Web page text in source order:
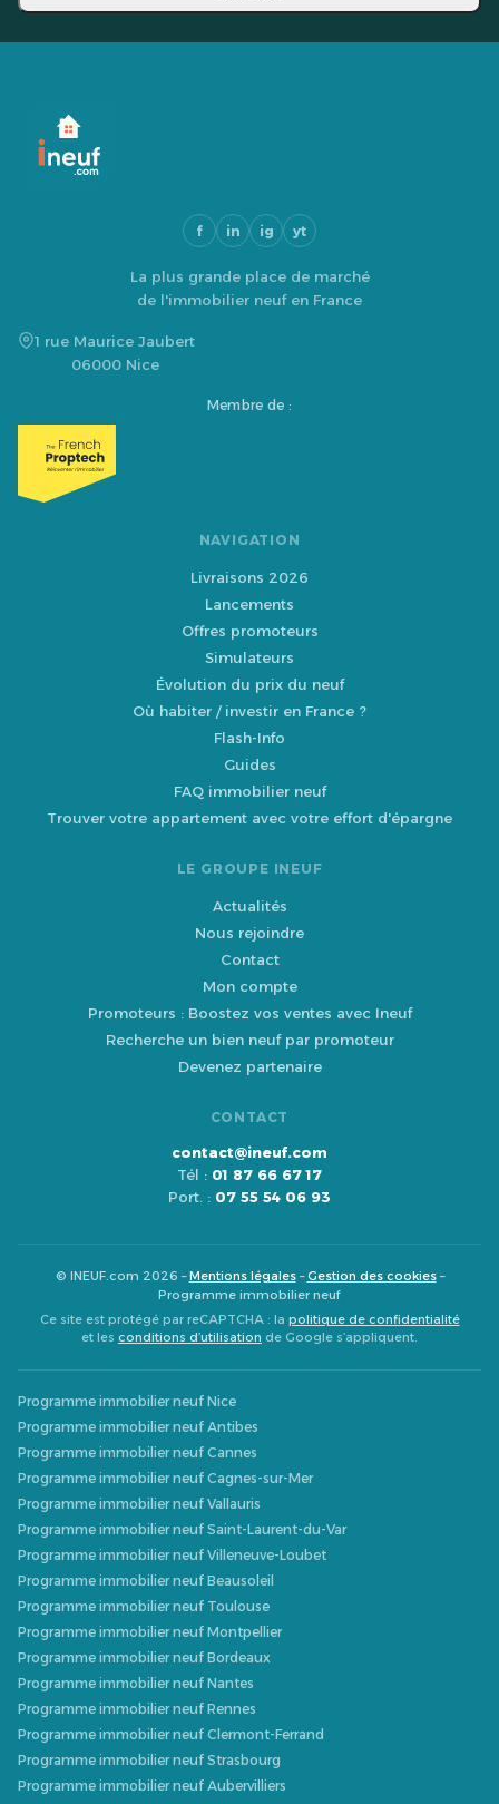
f in ig yt
La plus grande place de marché
de l'immobilier neuf en France
1 rue Maurice Jaubert
06000 Nice
Membre de :
NAVIGATION
Livraisons 2026
Lancements
Offres promoteurs
Simulateurs
Évolution du prix du neuf
Où habiter / investir en France ?
Flash-Info
Guides
FAQ immobilier neuf
Trouver votre appartement avec votre effort d'épargne
LE GROUPE INEUF
Actualités
Nous rejoindre
Contact
Mon compte
Promoteurs : Boostez vos ventes avec Ineuf
Recherche un bien neuf par promoteur
Devenez partenaire
CONTACT
contact@ineuf.com
Tél : 01 87 66 67 17
Port. : 07 55 54 06 93
© INEUF.com 2026 –Mentions légales–Gestion des cookies–
Programme immobilier neuf
Ce site est protégé par reCAPTCHA : la politique de confidentialité
et les conditions d’utilisation de Google s’appliquent.
Programme immobilier neuf Nice
Programme immobilier neuf Antibes
Programme immobilier neuf Cannes
Programme immobilier neuf Cagnes-sur-Mer
Programme immobilier neuf Vallauris
Programme immobilier neuf Saint-Laurent-du-Var
Programme immobilier neuf Villeneuve-Loubet
Programme immobilier neuf Beausoleil
Programme immobilier neuf Toulouse
Programme immobilier neuf Montpellier
Programme immobilier neuf Bordeaux
Programme immobilier neuf Nantes
Programme immobilier neuf Rennes
Programme immobilier neuf Clermont-Ferrand
Programme immobilier neuf Strasbourg
Programme immobilier neuf Aubervilliers